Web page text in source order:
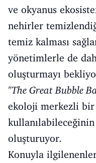
ve okyanus
nehirler
temiz kalması
yönetimlerle de
oluşturmayı
"The Great Bubble
ekoloji merkezli bir
oluşturuyor.
Konuyla